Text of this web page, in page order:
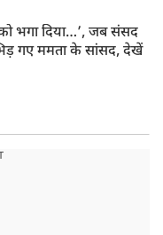
भगा दिया…’, जब संसद
गए ममता के सांसद, देखें